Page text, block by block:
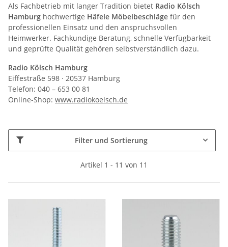
Als Fachbetrieb mit langer Tradition bietet Radio Kölsch
Hamburg hochwertige Häfele Möbelbeschläge für den
professionellen Einsatz und den anspruchsvollen
Heimwerker. Fachkundige Beratung, schnelle Verfügbarkeit
und geprüfte Qualität gehören selbstverständlich dazu.
Radio Kölsch Hamburg
Eiffestraße 598 · 20537 Hamburg
Telefon: 040 – 653 00 81
Online-Shop: www.radiokoelsch.de
Filter und Sortierung
Artikel 1 - 11 von 11